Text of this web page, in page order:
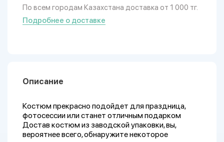
По всем городам Казахстана доставка от 1 000 тг.
Подробнее о доставке
Описание
Костюм прекрасно подойдет для праздница,
фотосессии или станет отличным подарком
Достав костюм из заводской упаковки, вы,
вероятнее всего, обнаружите некоторое